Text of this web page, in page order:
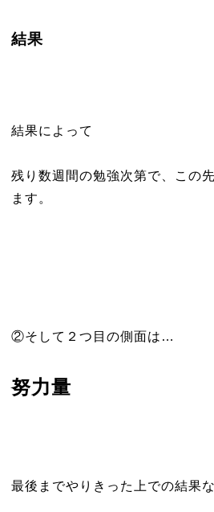
結果
結果によって
残り数週間の勉強次第で、この
ます。
②そして２つ目の側面は…
努力量
最後までやりきった上での結果